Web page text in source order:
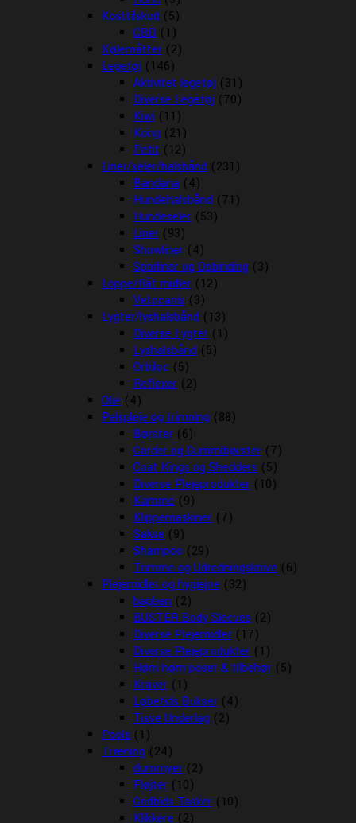
Kosttilskud (5)
CBD (1)
Kølemåtter (2)
Legetøj (146)
Aktivitet legetøj (31)
Diverse Legetøj (70)
Kiwi (11)
Kong (21)
Petit (12)
Liner/seler/halsbånd (231)
Bandana (4)
Hundehalsbånd (71)
Hundeseler (53)
Liner (93)
Showliner (4)
Sporliner og Opbinding (3)
Loppe/flåt midler (12)
Vetocanis (3)
Lygter/lyshalsbånd (13)
Diverse Lygter (1)
Lyshalsbånd (5)
Orbiloc (5)
Reflexer (2)
Olie (4)
Pelspleje og trimning (88)
Børster (6)
Carder og Gummibørster (7)
Coat Kings og Shedders (5)
Diverse Plejeprodukter (10)
Kamme (9)
Klippemaskiner (7)
Sakse (9)
Shampoo (29)
Trimme og Udredningsknive (6)
Plejemidler og hygiejne (32)
bagben (2)
BUSTER Body Sleeves (2)
Diverse Plejemidler (17)
Diverse Plejeprodukter (1)
Høm høm poser & tilbehør (5)
Kraver (1)
Løbetids Bukser (4)
Tisse Underlag (2)
Pools (1)
Træning (24)
dummyer (2)
Fløjter (10)
Godbids Tasker (10)
Klikkere (2)